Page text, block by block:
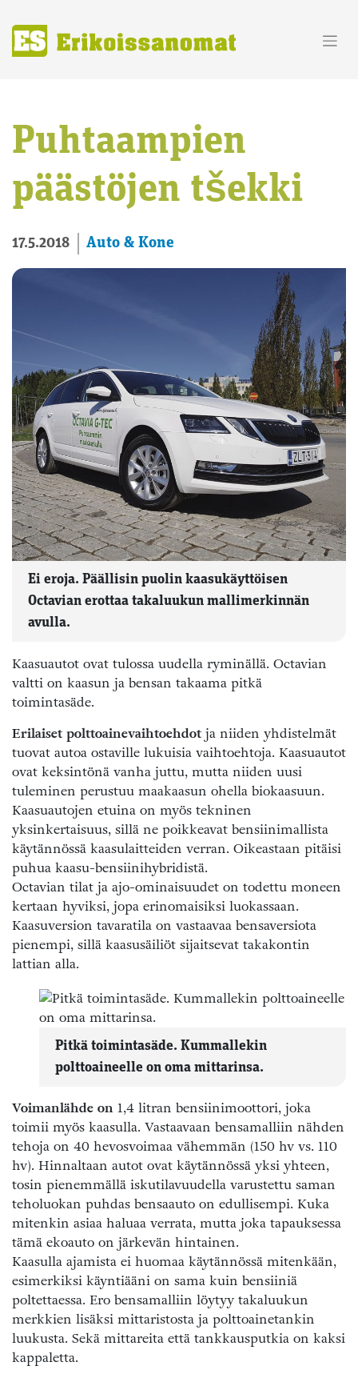
content
Puhtaampien
päästöjen tšekki
17.5.2018 Auto & Kone
Ei eroja. Päällisin puolin kaasukäyttöisen
Octavian erottaa takaluukun mallimerkinnän
avulla.
Kaasuautot ovat tulossa uudella ryminällä. Octavian
valtti on kaasun ja bensan takaama pitkä
toimintasäde.
Erilaiset polttoainevaihtoehdotja niiden yhdistelmät
tuovat autoa ostaville lukuisia vaihtoehtoja. Kaasuautot
ovat keksintönä vanha juttu, mutta niiden uusi
tuleminen perustuu maakaasun ohella biokaasuun.
Kaasuautojen etuina on myös tekninen
yksinkertaisuus, sillä ne poikkeavat bensiinimallista
käytännössä kaasulaitteiden verran. Oikeastaan pitäisi
puhua kaasu-bensiinihybridistä.
Octavian tilat ja ajo-ominaisuudet on todettu moneen
kertaan hyviksi, jopa erinomaisiksi luokassaan.
Kaasuversion tavaratila on vastaavaa bensaversiota
pienempi, sillä kaasusäiliöt sijaitsevat takakontin
lattian alla.
Pitkä toimintasäde. Kummallekin
polttoaineelle on oma mittarinsa.
Voimanlähde on 1,4 litran bensiinimoottori, joka
toimii myös kaasulla. Vastaavaan bensamalliin nähden
tehoja on 40 hevosvoimaa vähemmän (150 hv vs. 110
hv). Hinnaltaan autot ovat käytännössä yksi yhteen,
tosin pienemmällä iskutilavuudella varustettu saman
teholuokan puhdas bensaauto on edullisempi. Kuka
mitenkin asiaa haluaa verrata, mutta joka tapauksessa
tämä ekoauto on järkevän hintainen.
Kaasulla ajamista ei huomaa käytännössä mitenkään,
esimerkiksi käyntiääni on sama kuin bensiiniä
poltettaessa. Ero bensamalliin löytyy takaluukun
merkkien lisäksi mittaristosta ja polttoainetankin
luukusta. Sekä mittareita että tankkausputkia on kaksi
kappaletta.